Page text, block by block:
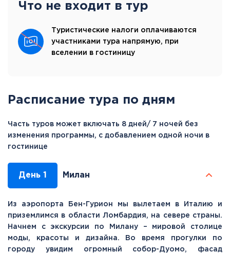
Что не входит в тур
Туристические налоги оплачиваются
участниками тура напрямую, при
вселении в гостиницу
Расписание тура по дням
Часть туров может включать 8 дней/ 7 ночей без
изменения программы, с добавлением одной ночи в
гостинице
День 1 Милан
Из аэропорта Бен-Гурион мы вылетаем в Италию и
приземлимся в области Ломбардия, на севере страны.
Начнем с экскурсии по Милану – мировой столице
моды, красоты и дизайна. Во время прогулки по
городу увидим огромный собор-Дуомо, фасад